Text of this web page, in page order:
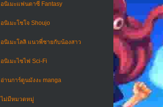
อนิเมะแฟนตาซี Fantasy
อนิเมะโชโจ Shoujo
อนิเมะโลลิ แนวพี่ชายกับน้องสาว
อนิเมะไซไฟ Sci-Fi
อ่านการ์ตูนมังงะ manga
ไม่มีหมวดหมู่